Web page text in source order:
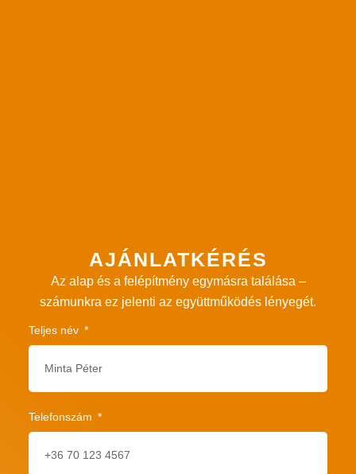
AJÁNLATKÉRÉS
Az alap és a felépítmény egymásra találása –
számunkra ez jelenti az együttműködés lényegét.
Teljes név
Telefonszám